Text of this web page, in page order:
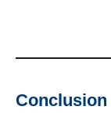
Conclusion